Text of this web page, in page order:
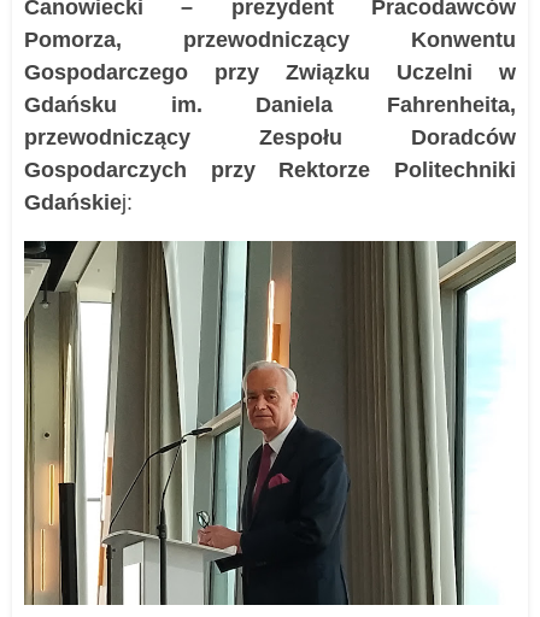
Canowiecki – prezydent Pracodawców
Pomorza, przewodniczący Konwentu
Gospodarczego przy Związku Uczelni w
Gdańsku im. Daniela Fahrenheita,
przewodniczący Zespołu Doradców
Gospodarczych przy Rektorze Politechniki
Gdańskiej: